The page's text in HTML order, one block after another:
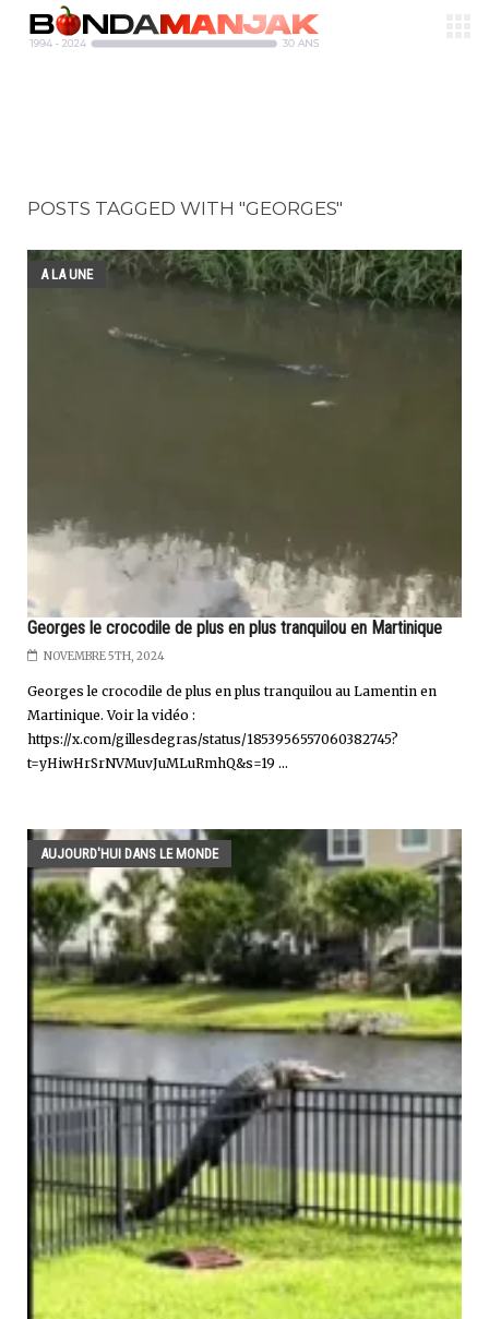
POSTS TAGGED WITH "GEORGES"
A LA UNE
Georges le crocodile de plus en plus tranquilou en Martinique
NOVEMBRE 5TH, 2024
Georges le crocodile de plus en plus tranquilou au Lamentin en
Martinique. Voir la vidéo :
https://x.com/gillesdegras/status/1853956557060382745?
t=yHiwHrSrNVMuvJuMLuRmhQ&s=19 ...
AUJOURD'HUI DANS LE MONDE